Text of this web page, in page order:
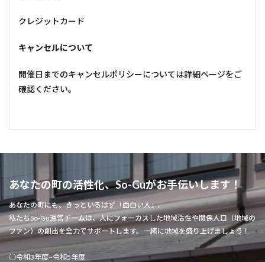
クレジットカード
キャンセルについて
開催日までのキャンセルポリシーについては詳細ページをご
確認ください。
あなたの町の活性化、So-Guがお手伝いします！
あなたの町にも、きっといるはず「面白い人」。
私たちSo-Gu運営チームは、人にフォーカスした地域活性や関係人口（地域の
ファン）の創出を全力でサポートします。一緒に地域を盛り上げましょう！
○令和3年度~令和5年度